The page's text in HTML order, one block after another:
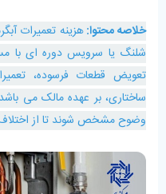
خلاصه محتوا:هزینه تعمیرات
شلنگ یا سرویس دوره ‌ای با
تعویض قطعات فرسوده،
ساختاری، بر عهده مالک می
وضوح مشخص شوند تا از